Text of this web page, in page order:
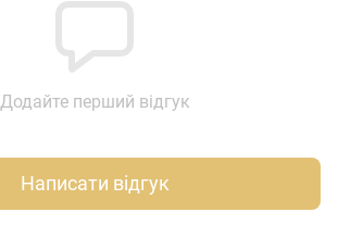
Додайте перший відгук
Написати відгук